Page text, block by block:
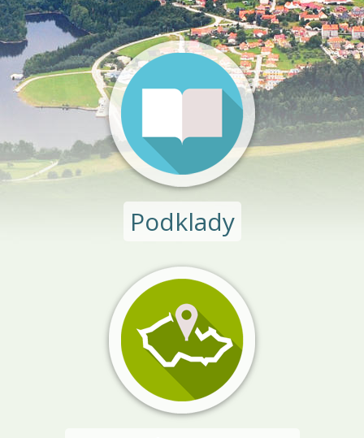
Podklady